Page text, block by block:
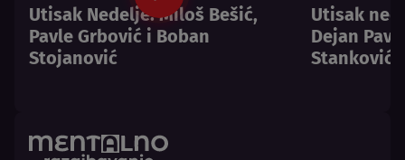
Utisak Nedelje: Miloš Bešić,
Pavle Grbović i Boban
Stojanović
Utisak
Dejan
Stanković